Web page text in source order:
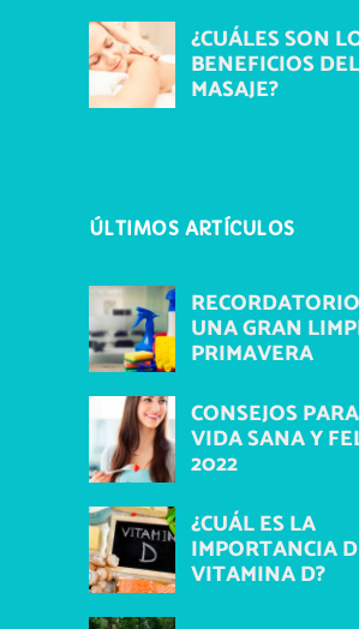
¿CUÁLES SON
BENEFICIOS DEL
MASAJE?
ÚLTIMOS ARTÍCULOS
UNA GRAN
PRIMAVERA
CONSEJOS
VIDA SANA Y
2022
¿CUÁL ES LA
IMPORTANCIA
VITAMINA D?